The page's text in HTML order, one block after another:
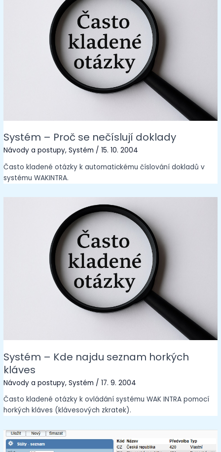
Systém – Proč se nečíslují doklady
Návody a postupy,Systém /15. 10. 2004
Často kladené otázky k automatickému číslování dokladů v
systému WAKINTRA.
Systém – Kde najdu seznam horkých
kláves
Návody a postupy,Systém /17. 9. 2004
Často kladené otázky k ovládání systému WAK INTRA pomocí
horkých kláves (klávesových zkratek).